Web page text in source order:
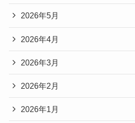
2026年5月
2026年4月
2026年3月
2026年2月
2026年1月